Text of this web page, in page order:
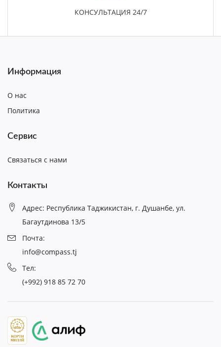
КОНСУЛЬТАЦИЯ 24/7
Информация
О нас
Политика
Сервис
Связаться с нами
Контакты
Адрес: Республика Таджикистан, г. Душанбе, ул.
Багаутдинова 13/5
Почта:
info@compass.tj
Тел:
(+992) 918 85 72 70